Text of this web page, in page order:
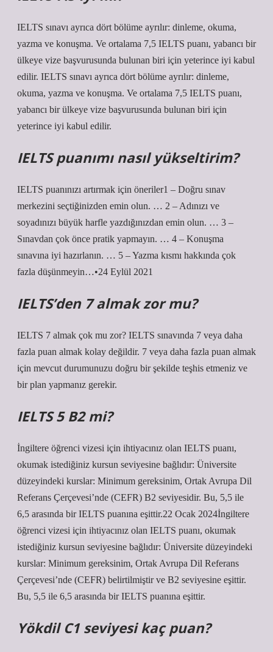
IELTS sınavı ayrıca dört bölüme ayrılır: dinleme, okuma,
yazma ve konuşma. Ve ortalama 7,5 IELTS puanı, yabancı bir
ülkeye vize başvurusunda bulunan biri için yeterince iyi kabul
edilir. IELTS sınavı ayrıca dört bölüme ayrılır: dinleme,
okuma, yazma ve konuşma. Ve ortalama 7,5 IELTS puanı,
yabancı bir ülkeye vize başvurusunda bulunan biri için
yeterince iyi kabul edilir.
IELTS puanımı nasıl yükseltirim?
IELTS puanınızı artırmak için öneriler1 – Doğru sınav
merkezini seçtiğinizden emin olun. … 2 – Adınızı ve
soyadınızı büyük harfle yazdığınızdan emin olun. … 3 –
Sınavdan çok önce pratik yapmayın. … 4 – Konuşma
sınavına iyi hazırlanın. … 5 – Yazma kısmı hakkında çok
fazla düşünmeyin…•24 Eylül 2021
IELTS’den 7 almak zor mu?
IELTS 7 almak çok mu zor? IELTS sınavında 7 veya daha
fazla puan almak kolay değildir. 7 veya daha fazla puan almak
için mevcut durumunuzu doğru bir şekilde teşhis etmeniz ve
bir plan yapmanız gerekir.
IELTS 5 B2 mi?
İngiltere öğrenci vizesi için ihtiyacınız olan IELTS puanı,
okumak istediğiniz kursun seviyesine bağlıdır: Üniversite
düzeyindeki kurslar: Minimum gereksinim, Ortak Avrupa Dil
Referans Çerçevesi’nde (CEFR) B2 seviyesidir. Bu, 5,5 ile
6,5 arasında bir IELTS puanına eşittir.22 Ocak 2024İngiltere
öğrenci vizesi için ihtiyacınız olan IELTS puanı, okumak
istediğiniz kursun seviyesine bağlıdır: Üniversite düzeyindeki
kurslar: Minimum gereksinim, Ortak Avrupa Dil Referans
Çerçevesi’nde (CEFR) belirtilmiştir ve B2 seviyesine eşittir.
Bu, 5,5 ile 6,5 arasında bir IELTS puanına eşittir.
Yökdil C1 seviyesi kaç puan?